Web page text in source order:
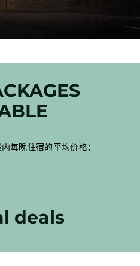
每晚住宿的平均价格：
deals